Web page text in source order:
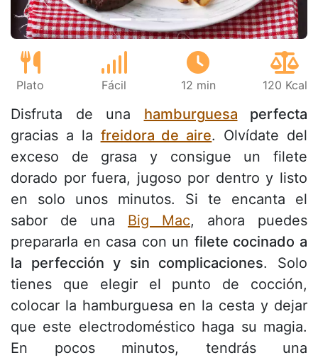
Plato Fácil 12 min 120 Kcal
Disfruta de una hamburguesa perfecta
gracias a la freidora de aire. Olvídate del
exceso de grasa y consigue un filete
dorado por fuera, jugoso por dentro y listo
en solo unos minutos. Si te encanta el
sabor de una Big Mac, ahora puedes
prepararla en casa con un filete cocinado a
la perfección y sin complicaciones. Solo
tienes que elegir el punto de cocción,
colocar la hamburguesa en la cesta y dejar
que este electrodoméstico haga su magia.
En pocos minutos, tendrás una